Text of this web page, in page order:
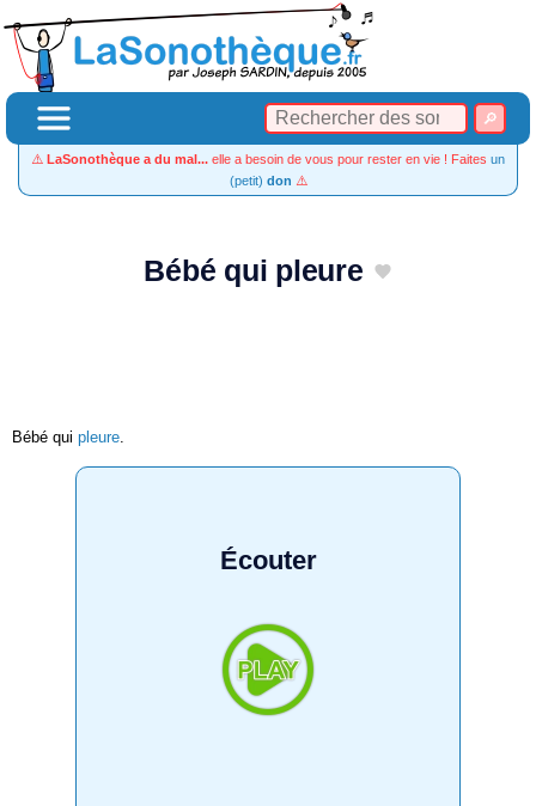
⚠️ LaSonothèque a du mal... elle a besoin de vous pour rester en vie ! Faites un
(petit) don ⚠️
Bébé qui pleure
Bébé qui pleure
Écouter